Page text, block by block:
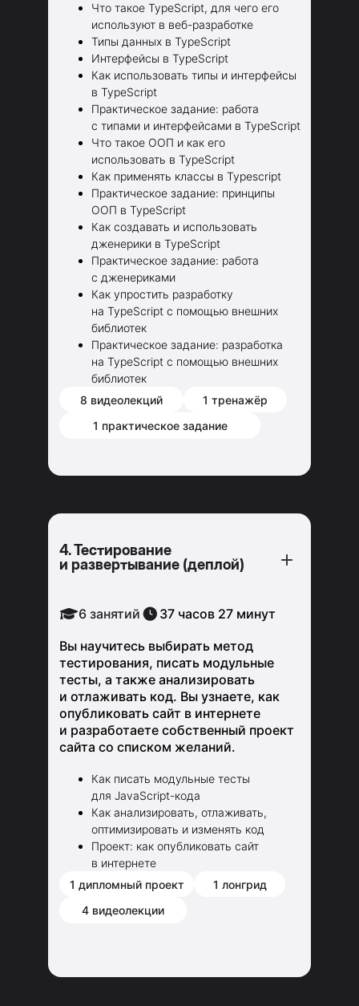
Что такое TypeScript, для чего его
используют в веб-разработке
Типы данных в TypeScript
Интерфейсы в TypeScript
Как использовать типы и интерфейсы
в TypeScript
Практическое задание: работа
с типами и интерфейсами в TypeScript
Что такое ООП и как его
использовать в TypeScript
Как применять классы в Typescript
Практическое задание: принципы
ООП в TypeScript
Как создавать и использовать
дженерики в TypeScript
Практическое задание: работа
с дженериками
Как упростить разработку
на TypeScript с помощью внешних
библиотек
Практическое задание: разработка
на TypeScript с помощью внешних
библиотек
8 видеолекций
1 тренажёр
1 практическое задание
4. Тестирование
и развертывание (деплой)
Вы научитесь выбирать метод
тестирования, писать модульные
тесты, а также анализировать
и отлаживать код. Вы узнаете, как
опубликовать сайт в интернете
и разработаете собственный проект
сайта со списком желаний.
Как писать модульные тесты
для JavaScript-кода
Как анализировать, отлаживать,
оптимизировать и изменять код
Проект: как опубликовать сайт
в интернете
1 дипломный проект
1 лонгрид
4 видеолекции
6 занятий 37 часов 27 минут